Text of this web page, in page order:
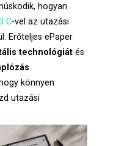
hogyan
C-vel az utazási
Erőteljes ePaper
technológiát és
könnyen
utazási